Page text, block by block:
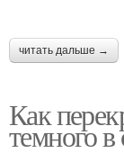
читать дальше →
Как
темного